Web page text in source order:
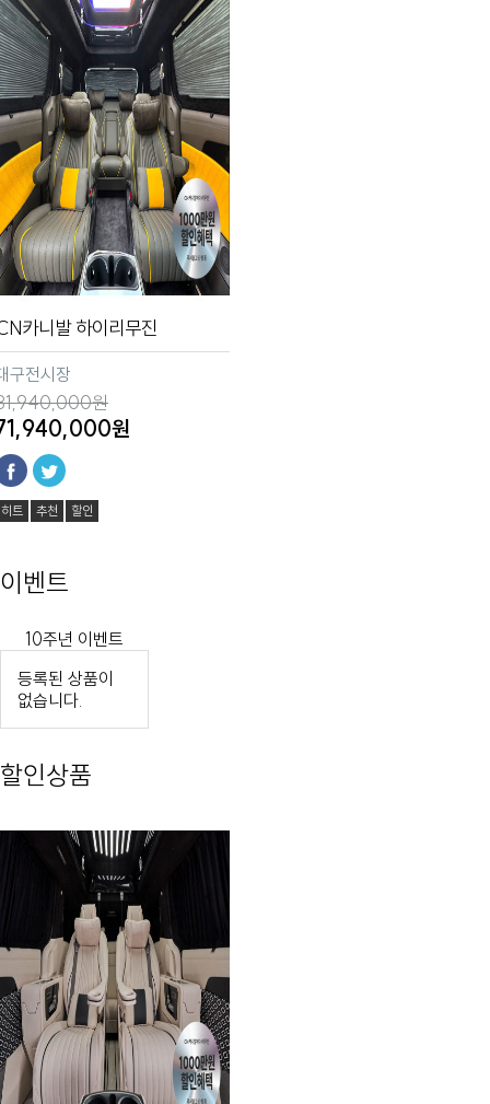
카니발 하이리무진
구전시장
원
원
히트 추천 할인
이벤트
10주년 이벤트
등록된 상품이
없습니다.
할인상품